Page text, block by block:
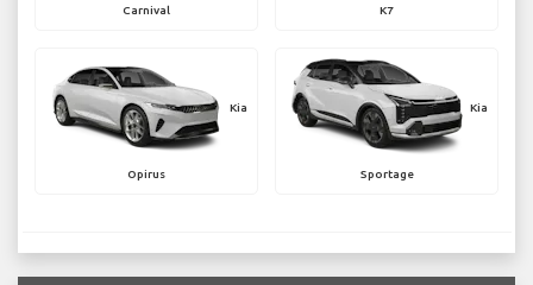
Carnival K7
Kia
Opirus
Kia
Sportage